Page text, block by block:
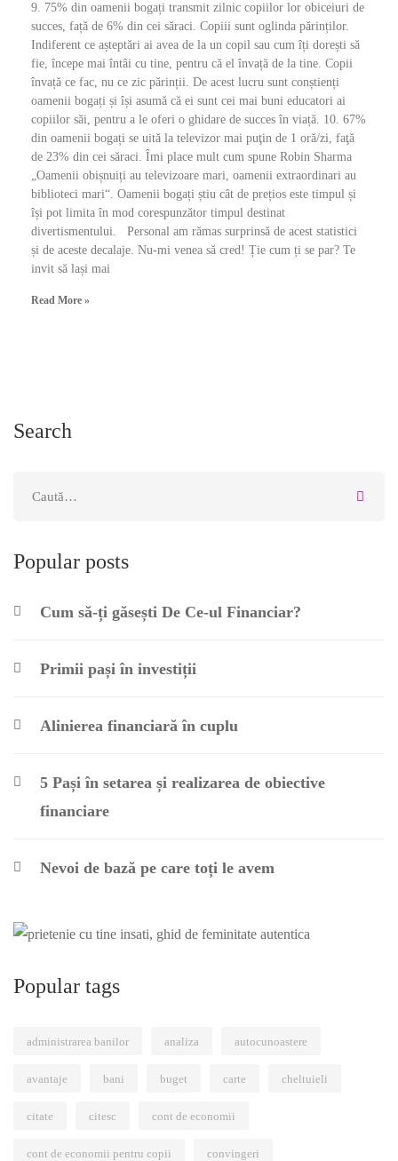
9. 75% din oamenii bogați transmit zilnic copiilor lor obiceiuri de
succes, față de 6% din cei săraci. Copiii sunt oglinda părinților.
Indiferent ce așteptări ai avea de la un copil sau cum îți dorești să
fie, începe mai întâi cu tine, pentru că el învață de la tine. Copii
învață ce fac, nu ce zic părinții. De acest lucru sunt conștienți
oamenii bogați și își asumă că ei sunt cei mai buni educatori ai
copiilor săi, pentru a le oferi o ghidare de succes în viață. 10. 67%
din oamenii bogați se uită la televizor mai puţin de 1 oră/zi, faţă
de 23% din cei săraci. Îmi place mult cum spune Robin Sharma
„Oamenii obișnuiți au televizoare mari, oamenii extraordinari au
biblioteci mari“. Oamenii bogați știu cât de prețios este timpul și
își pot limita în mod corespunzător timpul destinat
divertismentului. Personal am rămas surprinsă de acest statistici
și de aceste decalaje. Nu-mi venea să cred! Ție cum ți se par? Te
invit să lași mai
Read More »
Search
Popular posts
Cum să-ți găsești De Ce-ul Financiar?
Primii pași în investiții
Alinierea financiară în cuplu
5 Pași în setarea și realizarea de obiective
financiare
Nevoi de bază pe care toți le avem
Popular tags
administrarea banilor analiza autocunoastere
avantaje bani buget carte cheltuieli
citate citesc cont de economii
cont de economii pentru copii convingeri